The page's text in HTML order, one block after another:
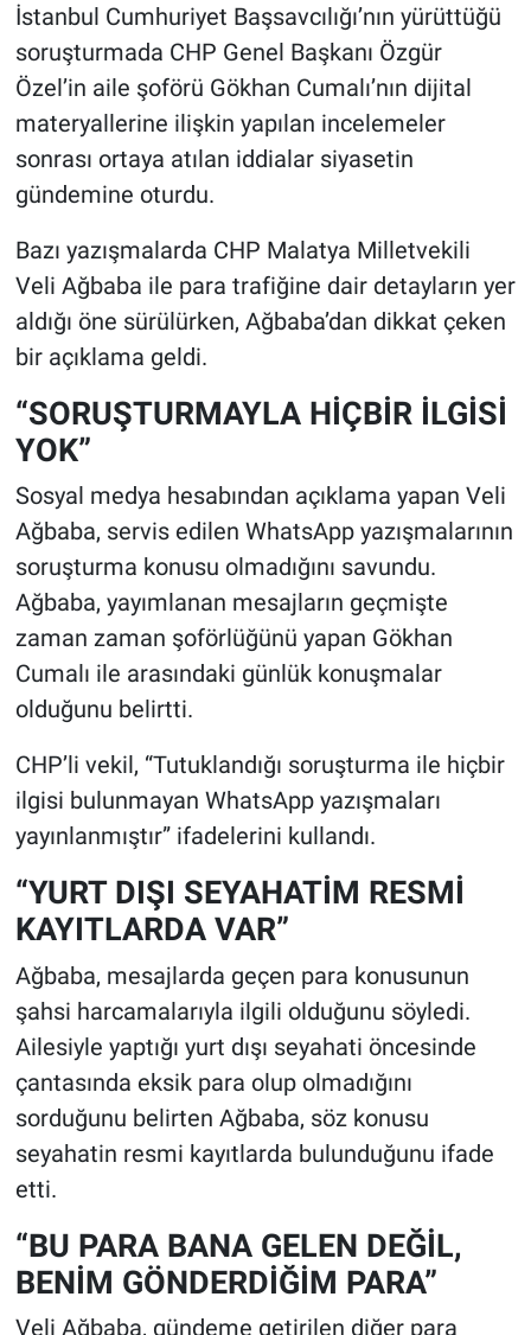
İstanbul Cumhuriyet Başsavcılığı’nın yürüttüğü
soruşturmada CHP Genel Başkanı Özgür
Özel’in aile şoförü Gökhan Cumalı’nın dijital
materyallerine ilişkin yapılan incelemeler
sonrası ortaya atılan iddialar siyasetin
gündemine oturdu.
Bazı yazışmalarda CHP Malatya Milletvekili
Veli Ağbaba ile para trafiğine dair detayların yer
aldığı öne sürülürken, Ağbaba’dan dikkat çeken
bir açıklama geldi.
“SORUŞTURMAYLA HİÇBİR İLGİSİ
YOK”
Sosyal medya hesabından açıklama yapan Veli
Ağbaba, servis edilen WhatsApp yazışmalarının
soruşturma konusu olmadığını savundu.
Ağbaba, yayımlanan mesajların geçmişte
zaman zaman şoförlüğünü yapan Gökhan
Cumalı ile arasındaki günlük konuşmalar
olduğunu belirtti.
CHP’li vekil, “Tutuklandığı soruşturma ile hiçbir
ilgisi bulunmayan WhatsApp yazışmaları
yayınlanmıştır” ifadelerini kullandı.
“YURT DIŞI SEYAHATİM RESMİ
KAYITLARDA VAR”
Ağbaba, mesajlarda geçen para konusunun
şahsi harcamalarıyla ilgili olduğunu söyledi.
Ailesiyle yaptığı yurt dışı seyahati öncesinde
çantasında eksik para olup olmadığını
sorduğunu belirten Ağbaba, söz konusu
seyahatin resmi kayıtlarda bulunduğunu ifade
etti.
“BU PARA BANA GELEN DEĞİL,
BENİM GÖNDERDİĞİM PARA”
Veli Ağbaba, gündeme getirilen diğer para